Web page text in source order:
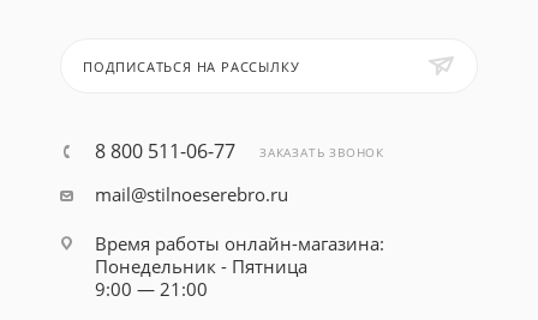
ПОДПИСАТЬСЯ НА РАССЫЛКУ
8 800 511-06-77 ЗАКАЗАТЬ ЗВОНОК
mail@stilnoeserebro.ru
Время работы онлайн-магазина:
Понедельник - Пятница
9:00 — 21:00